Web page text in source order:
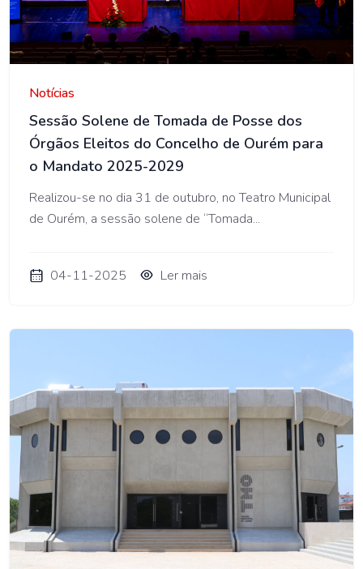
AMO
Notícias
Sessão Solene de Tomada de Posse dos
Órgãos Eleitos do Concelho de Ourém para
o Mandato 2025-2029
Realizou-se no dia 31 de outubro, no Teatro Municipal
de Ourém, a sessão solene de “Tomada...
04-11-2025 Ler mais
AMO